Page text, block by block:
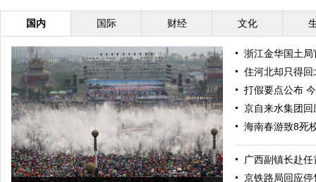
国内 国际 财经 文化
浙江金华国土
住河北却只得
打假要点公布
京自来水集团
海南春游致8死
广西副镇长赴
京铁路局回应